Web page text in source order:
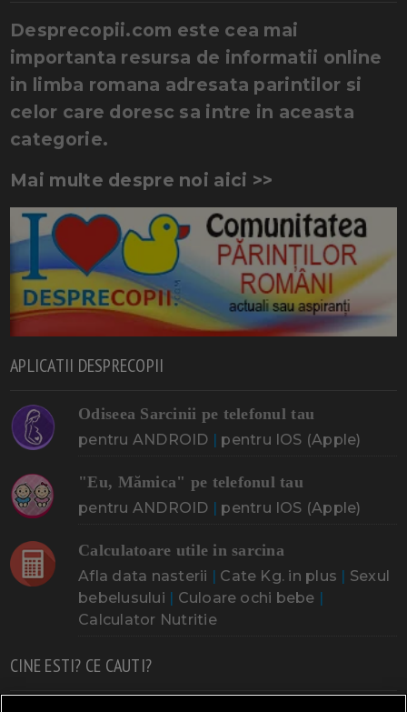
Desprecopii.com este cea mai
importanta resursa de informatii online
in limba romana adresata parintilor si
celor care doresc sa intre in aceasta
categorie.
Mai multe despre noi aici >>
APLICATII DESPRECOPII
Odiseea Sarcinii pe telefonul tau
pentru ANDROID | pentru IOS (Apple)
"Eu, Mămica" pe telefonul tau
pentru ANDROID | pentru IOS (Apple)
Calculatoare utile in sarcina
Afla data nasterii | Cate Kg. in plus | Sexul
bebelusului | Culoare ochi bebe |
Calculator Nutritie
CINE ESTI? CE CAUTI?